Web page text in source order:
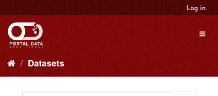
to
content
Log in
Datasets